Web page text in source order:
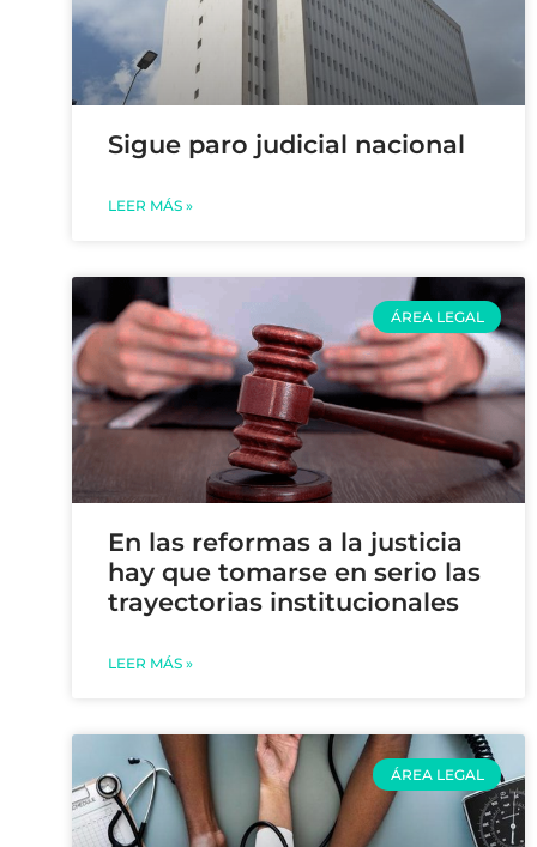
Sigue paro judicial nacional
LEER MÁS »
ÁREA LEGAL
En las reformas a la justicia
hay que tomarse en serio las
trayectorias institucionales
LEER MÁS »
ÁREA LEGAL